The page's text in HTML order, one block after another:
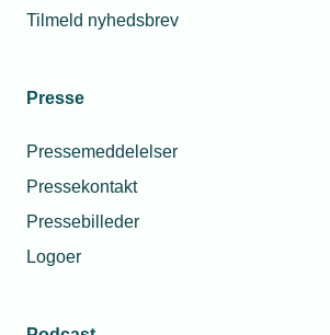
Tilmeld nyhedsbrev
Presse
Pressemeddelelser
Pressekontakt
Pressebilleder
Logoer